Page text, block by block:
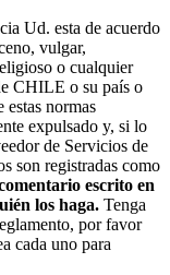
Ud. esta de acuerdo
vulgar,
o cualquier
CHILE o su país o
normas
expulsado y, si lo
de Servicios de
son registradas como
escrito en
los haga. Tenga
por favor
cada uno para